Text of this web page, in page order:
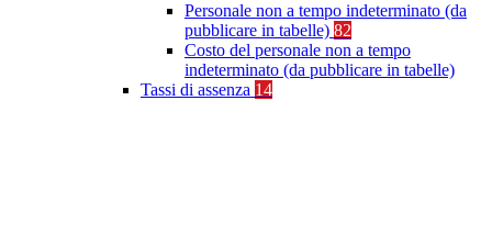
Personale non a tempo indeterminato (da
pubblicare in tabelle) 82
Costo del personale non a tempo
indeterminato (da pubblicare in tabelle)
Tassi di assenza 14